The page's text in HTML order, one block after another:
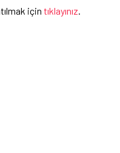
için tıklayınız